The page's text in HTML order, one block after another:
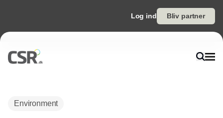
Log ind Bliv partner
Environment